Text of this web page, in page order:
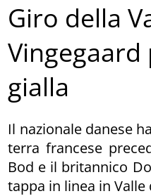
Giro della
gialla
Il nazionale danese
terra francese
Bod e il britannico
tappa in linea in Valle